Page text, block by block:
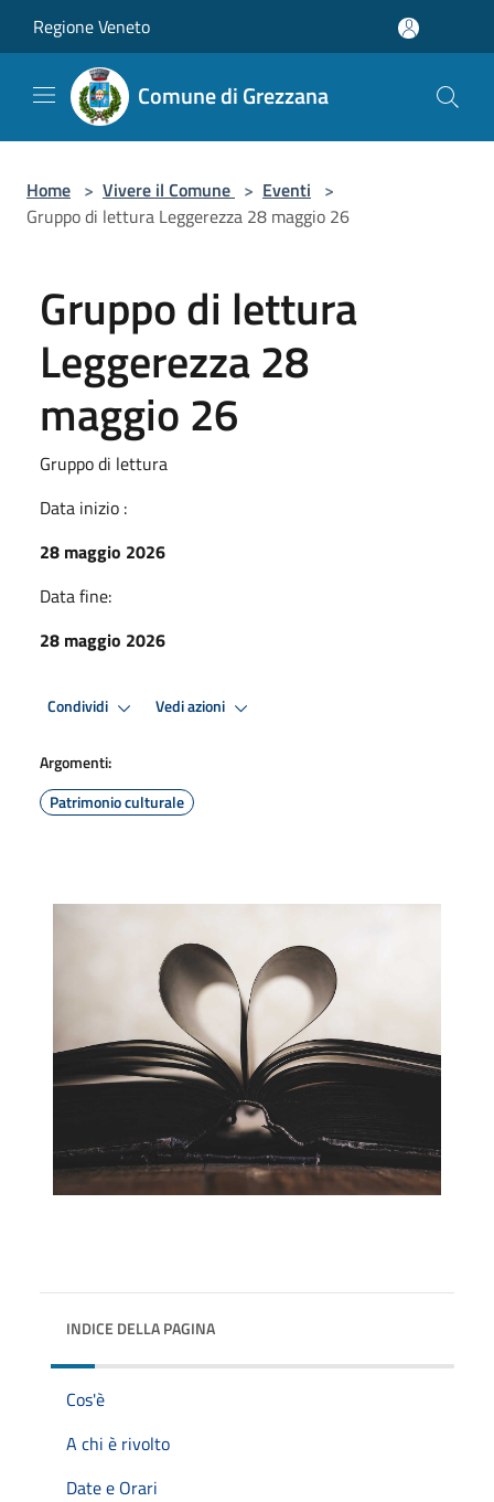
Regione Veneto
Comune di Grezzana
Home > Vivere il Comune > Eventi >
Gruppo di lettura Leggerezza 28 maggio 26
Gruppo di lettura
Leggerezza 28
maggio 26
Gruppo di lettura
Data inizio :
28 maggio 2026
Data fine:
28 maggio 2026
Condividi Vedi azioni
Argomenti:
Patrimonio culturale
INDICE DELLA PAGINA
Cos'è
A chi è rivolto
Date e Orari